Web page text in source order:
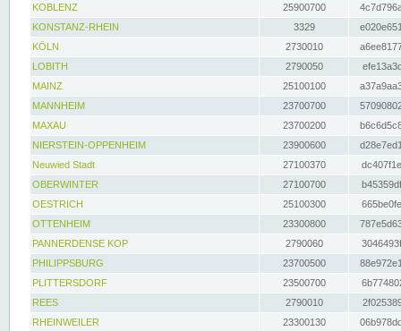
KOBLENZ
25900700
KONSTANZ-RHEIN
3329
KÖLN
2730010
LOBITH
2790050
MAINZ
25100100
MANNHEIM
23700700
MAXAU
23700200
NIERSTEIN-OPPENHEIM
23900600
Neuwied Stadt
27100370
OBERWINTER
27100700
OESTRICH
25100300
OTTENHEIM
23300800
PANNERDENSE KOP
2790060
PHILIPPSBURG
23700500
PLITTERSDORF
23500700
REES
2790010
RHEINWEILER
23300130